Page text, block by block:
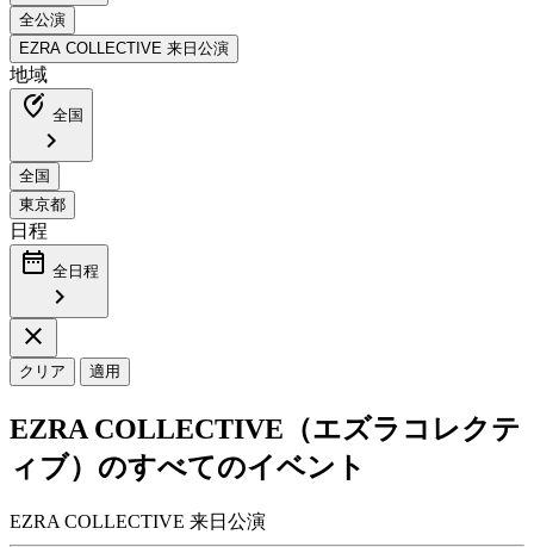
地域
edit_location_alt 全国
chevron_right
日程
date_range 全日程
chevron_right
close
クリア 適用
EZRA COLLECTIVE（エズラコレクテ
ィブ）のすべてのイベント
EZRA COLLECTIVE 来日公演